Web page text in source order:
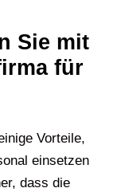
Sie mit
für
Vorteile,
einsetzen
dass die